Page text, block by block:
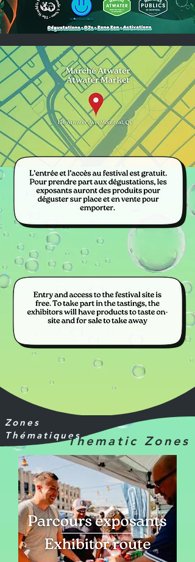
Zones
ThématiquesThematic Zones